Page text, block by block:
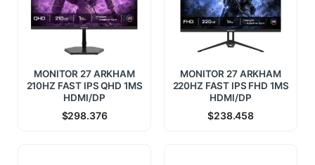
MONITOR 27 ARKHAM
210HZ FAST IPS QHD 1MS
HDMI/DP
$298.376
MONITOR 27 ARKHAM
220HZ FAST IPS FHD 1MS
HDMI/DP
$238.458